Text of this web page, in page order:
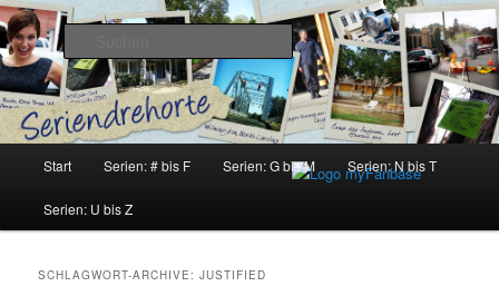
Zum
Inhalt
wechseln
Zum
sekundären
Inhalt
wechselnSeriendrehorte
Suchen
Start Serien: # bis F Serien: G bis M Serien: N bis T
Serien: U bis Z
SCHLAGWORT-ARCHIVE:JUSTIFIED